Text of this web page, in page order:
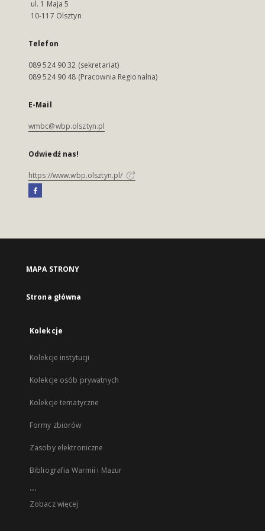
ul. 1 Maja 5
10-117 Olsztyn
Telefon
089 524 90 32 (sekretariat)
089 524 90 48 (Pracownia Regionalna)
E-Mail
wmbc@wbp.olsztyn.pl
Odwiedź nas!
https://www.wbp.olsztyn.pl/
MAPA STRONY
Strona główna
Kolekcje
Kolekcje instytucji
Kolekcje osób prywatnych
Kolekcje tematyczne
Formy zbiorów
Zasoby elektroniczne
Bibliografia Warmii i Mazur
...
Zobacz więcej